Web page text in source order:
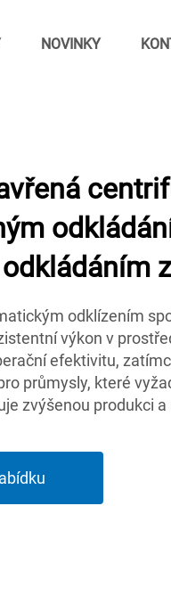
NOVINKY
odklízením
výkon v
efektivitu,
průmysly, které
zvýšenou produkci